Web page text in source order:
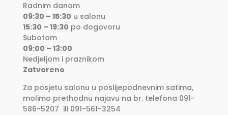
Radnim danom
09:30 – 15:30 u salonu
15:30 – 19:30 po dogovoru
Subotom
09:00 – 13:00
Nedjeljom i praznikom
Zatvoreno
Za posjetu salonu u poslijepodnevnim satima,
molimo prethodnu najavu na br. telefona 091-
586-5207 ili 091-561-3254